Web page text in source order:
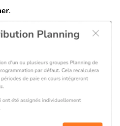
.